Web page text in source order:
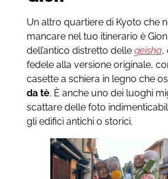
Un altro quartiere di Kyoto che
mancare nel tuo itinerario è
dell’antico distretto delle geisha,
fedele alla versione originale,
casette a schiera in legno che
da tè. È anche uno dei luoghi
scattare delle foto
gli edifici antichi o storici.